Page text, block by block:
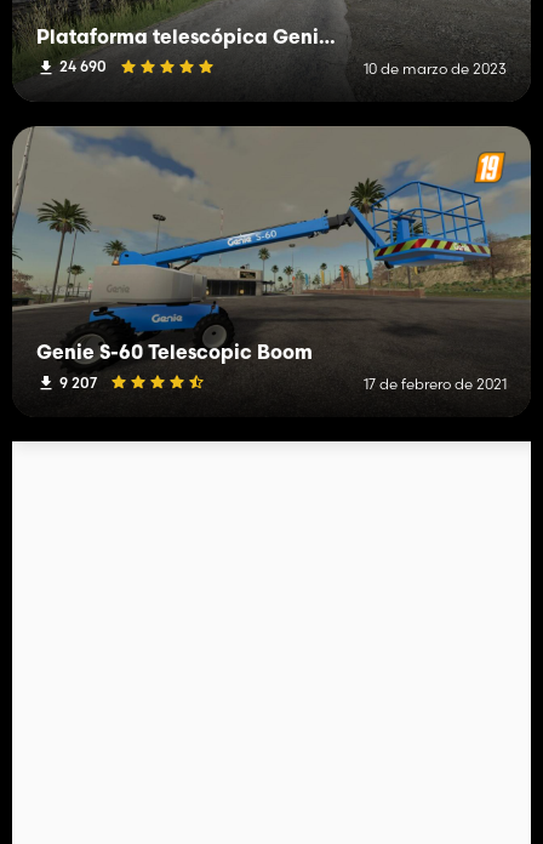
Plataforma telescópica Genie S-60
24 690 10 de marzo de 2023
Genie S-60 Telescopic Boom
9 207 17 de febrero de 2021